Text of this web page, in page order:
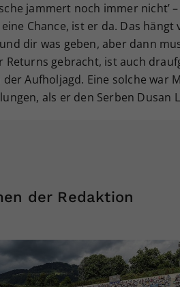
jammert noch immer nicht’
Chance, ist er da. Das
dir was geben, aber dann
Returns gebracht, ist auch
der Aufholjagd. Eine solche war
als er den Serben Dusan
der Redaktion